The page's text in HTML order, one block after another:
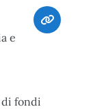
e
fondi